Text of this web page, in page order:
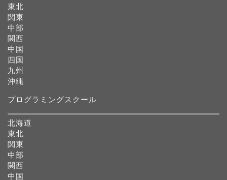
東北
関東
中部
関西
中国
四国
九州
沖縄
プログラミングスクール
北海道
東北
関東
中部
関西
中国